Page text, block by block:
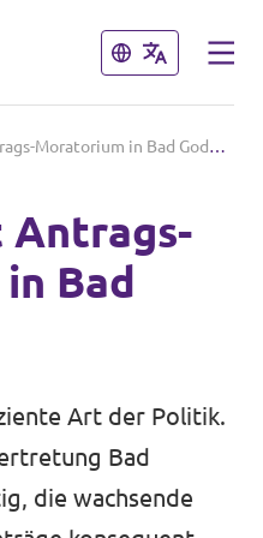
Schließen
Schließen
Volt fordert Antrags-Moratorium in Bad Godesberg
Bad
Art der Politik.
Bad
die wachsende